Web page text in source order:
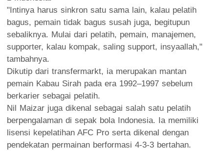
"Intinya harus sinkron satu sama lain, kalau pelatih
bagus, pemain tidak bagus susah juga, begitupun
sebaliknya. Mulai dari pelatih, pemain, manajemen,
supporter, kalau kompak, saling support, insyaallah,"
tambahnya.
Dikutip dari transfermarkt, ia merupakan mantan
pemain Kabau Sirah pada era 1992–1997 sebelum
berkarier sebagai pelatih.
Nil Maizar juga dikenal sebagai salah satu pelatih
berpengalaman di sepak bola Indonesia. Ia memiliki
lisensi kepelatihan AFC Pro serta dikenal dengan
pendekatan permainan berformasi 4-3-3 bertahan.